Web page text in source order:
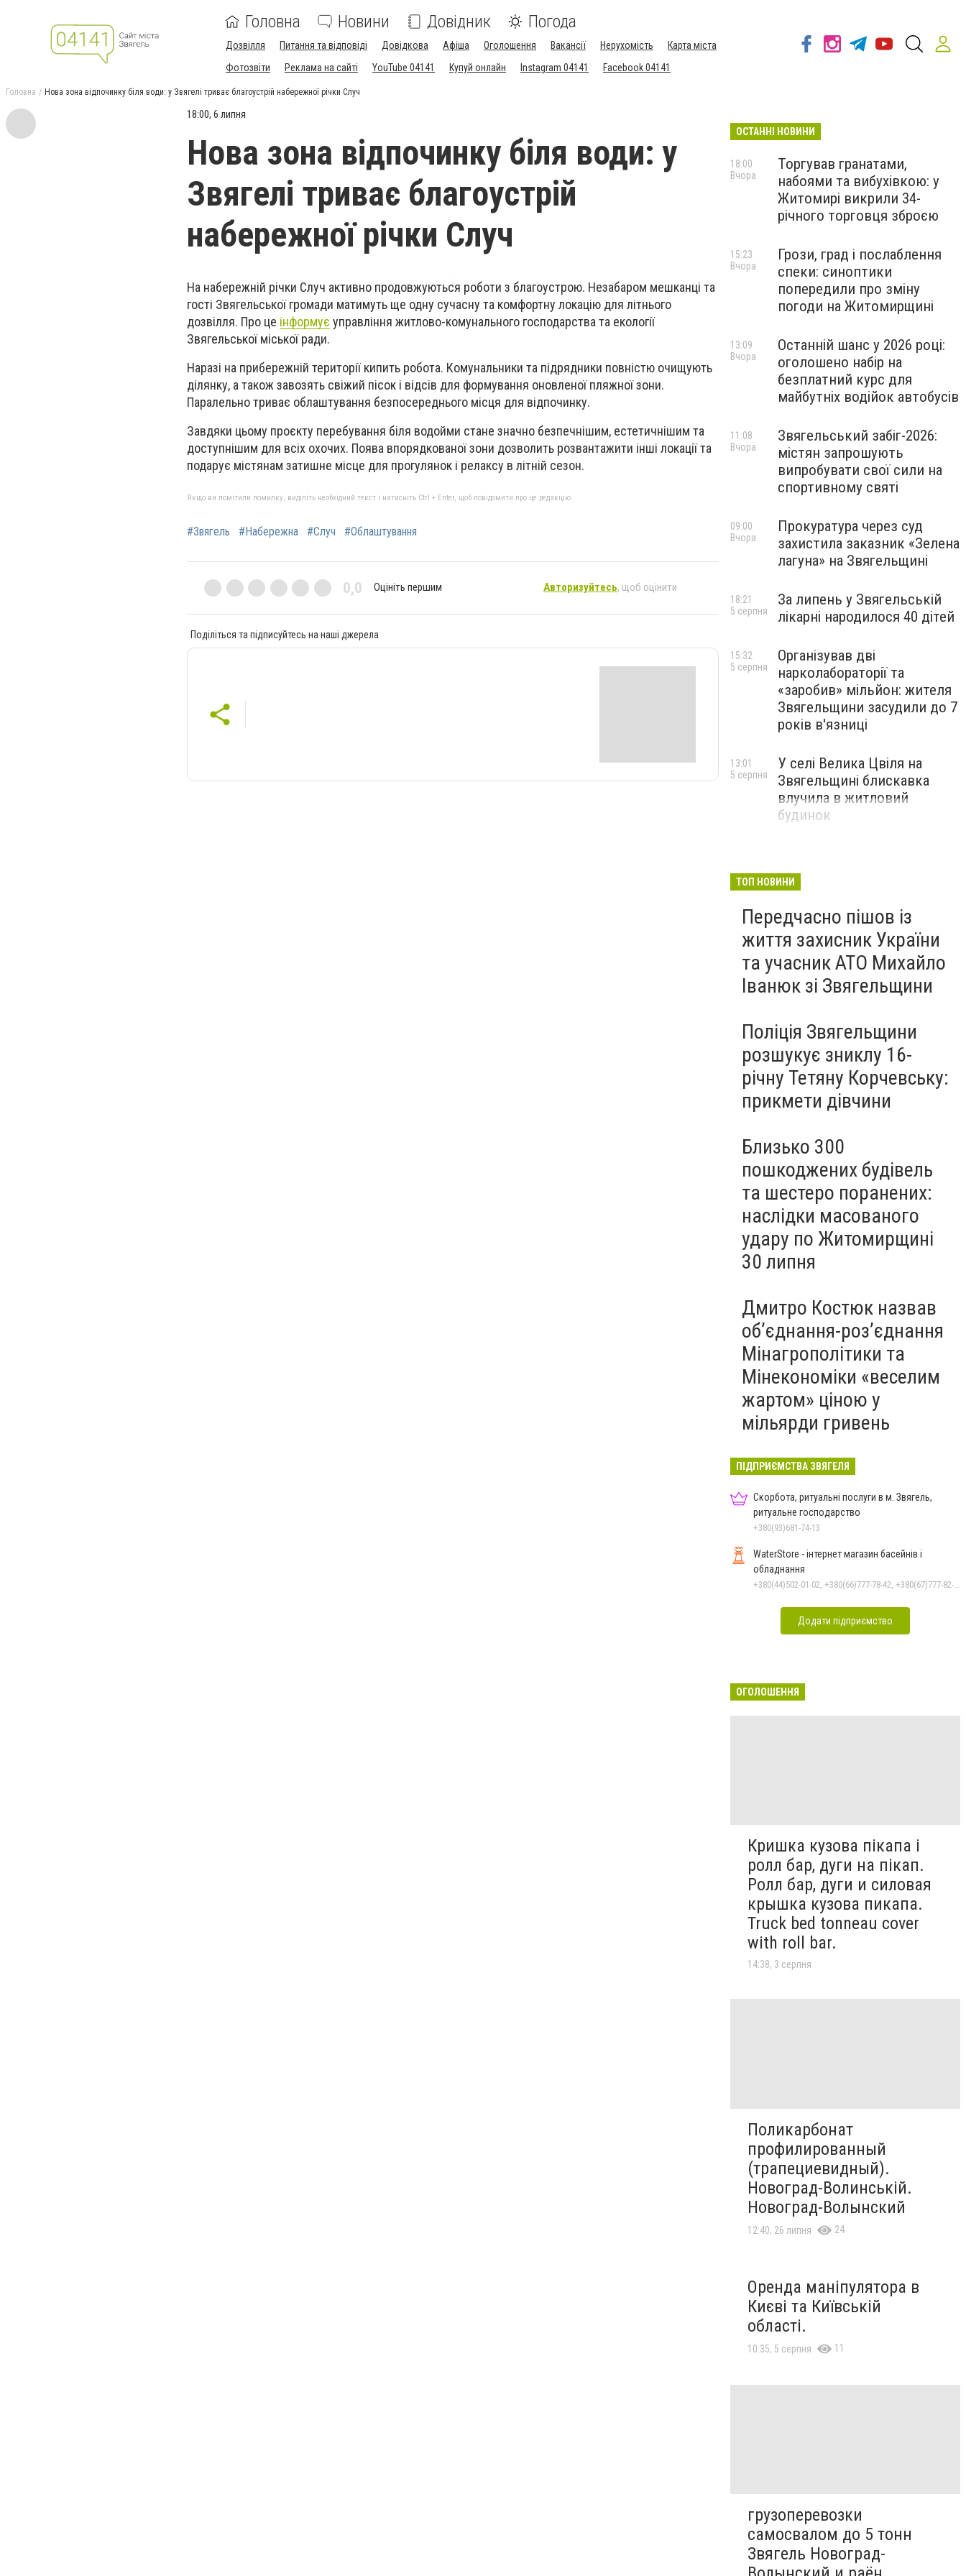
Головна Новини Довідник Погода
Дозвілля Питання та відповіді Довідкова Афіша Оголошення Вакансії Нерухомість
Карта міста
Фотозвіти
Реклама на сайті YouTube 04141 Купуй онлайн Instagram 04141 Facebook 04141
Головна Нова зона відпочинку біля води: у Звягелі триває благоустрій набережної річки Случ
18:00, 6 липня
Нова зона відпочинку біля води: у
Звягелі триває благоустрій
набережної річки Случ
На набережній річки Случ активно продовжуються роботи з благоустрою. Незабаром мешканці та
гості Звягельської громади матимуть ще одну сучасну та комфортну локацію для літнього
дозвілля. Про це інформує управління житлово-комунального господарства та екології
Звягельської міської ради.
Наразі на прибережній території кипить робота. Комунальники та підрядники повністю очищують
ділянку, а також завозять свіжий пісок і відсів для формування оновленої пляжної зони.
Паралельно триває облаштування безпосереднього місця для відпочинку.
Завдяки цьому проєкту перебування біля водойми стане значно безпечнішим, естетичнішим та
доступнішим для всіх охочих. Поява впорядкованої зони дозволить розвантажити інші локації та
подарує містянам затишне місце для прогулянок і релаксу в літній сезон.
Якщо ви помітили помилку, виділіть необхідний текст і натисніть Ctrl + Enter, щоб повідомити про це редакцію
#Звягель #Набережна #Случ #Облаштування
0,0 Оцініть першим Авторизуйтесь, щоб оцінити
Поділіться та підписуйтесь на наші джерела
ОСТАННІ НОВИНИ
Торгував гранатами,
набоями та вибухівкою: у
Житомирі викрили 34-
річного торговця зброєю
18:00
Вчора
Грози, град і послаблення
спеки: синоптики
попередили про зміну
погоди на Житомирщині
15:23
Вчора
Останній шанс у 2026 році:
оголошено набір на
безплатний курс для
майбутніх водійок автобусів
13:09
Вчора
Звягельський забіг-2026:
містян запрошують
випробувати свої сили на
спортивному святі
11:08
Вчора
Прокуратура через суд
захистила заказник «Зелена
лагуна» на Звягельщині
09:00
Вчора
За липень у Звягельській
лікарні народилося 40 дітей
18:21
5 серпня
Організував дві
нарколабораторії та
«заробив» мільйон: жителя
Звягельщини засудили до 7
років в'язниці
15:32
5 серпня
У селі Велика Цвіля на
Звягельщині блискавка
влучила в житловий
будинок
13:01
5 серпня
ТОП НОВИНИ
Передчасно пішов із
життя захисник України
та учасник АТО Михайло
Іванюк зі Звягельщини
Поліція Звягельщини
розшукує зниклу 16-
річну Тетяну Корчевську:
прикмети дівчини
Близько 300
пошкоджених будівель
та шестеро поранених:
наслідки масованого
удару по Житомирщині
30 липня
Дмитро Костюк назвав
об’єднання-роз’єднання
Мінагрополітики та
Мінекономіки «веселим
жартом» ціною у
мільярди гривень
ПІДПРИЄМСТВА ЗВЯГЕЛЯ
Скорбота, ритуальні послуги в м. Звягель,
ритуальне господарство
+380(93)681-74-13
WaterStore - інтернет магазин басейнів і
обладнання
+380(44)502-01-02, +380(66)777-78-42, +380(67)777-82-19, +380(67)890-80-80, +380(73)890-80-80, +380(44)502-01-03
Додати підприємство
ОГОЛОШЕННЯ
Кришка кузова пікапа і
ролл бар, дуги на пікап.
Ролл бар, дуги и силовая
крышка кузова пикапа.
Truck bed tonneau cover
with roll bar.
14:38, 3 серпня
Поликарбонат
профилированный
(трапециевидный).
Новоград-Волинській.
Новоград-Волынский
12:40, 26 липня 24
Оренда маніпулятора в
Києві та Київській
області.
10:35, 5 серпня 11
грузоперевозки
самосвалом до 5 тонн
Звягель Новоград-